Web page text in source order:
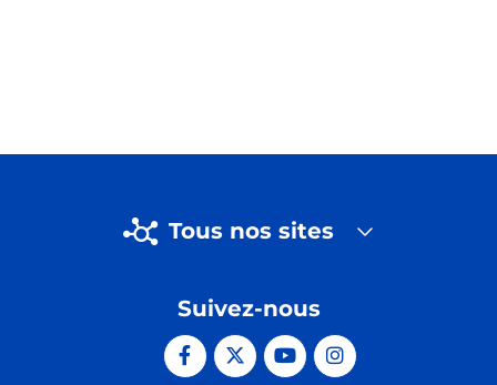
Tous nos sites
Suivez-nous